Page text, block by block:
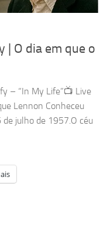
| O dia em que o
– “In My Life”📺 Live
Lennon Conheceu
de julho de 1957.O céu